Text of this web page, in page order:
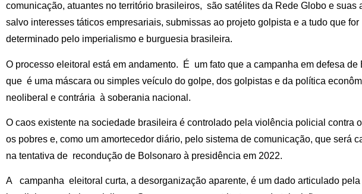
comunicação, atuantes no território brasileiros, são satélites da Rede Globo e suas
salvo interesses táticos empresariais, submissas ao projeto golpista e a tudo que for
determinado pelo imperialismo e burguesia brasileira.
O processo eleitoral está em andamento. É um fato que a campanha em defesa de
que é uma máscara ou simples veículo do golpe, dos golpistas e da política
neoliberal e contrária à soberania nacional.
O caos existente na sociedade brasileira é controlado pela violência policial contra
os pobres e, como um amortecedor diário, pelo sistema de comunicação, que será
na tentativa de recondução de Bolsonaro à presidência em 2022.
A campanha eleitoral curta, a desorganização aparente, é um dado articulado